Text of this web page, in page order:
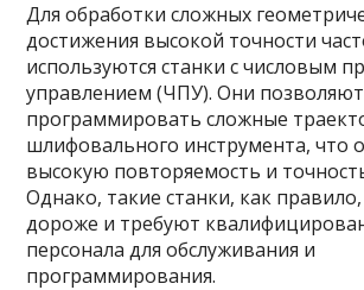
Для обработки сложных
достижения высокой точности
используются станки с числовым
управлением (ЧПУ). Они позволяют
программировать сложные
шлифовального инструмента, что
высокую повторяемость и
Однако, такие станки, как
дороже и требуют
персонала для обслуживания и
программирования.